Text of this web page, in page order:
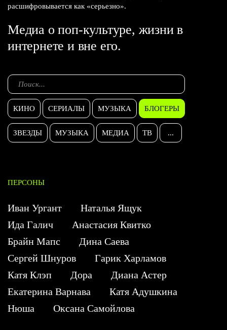
расшифровывается как «серьезно».
Медиа о поп-культуре, жизни в
интернете и вне его.
КИНО СЕРИАЛЫ МУЗЫКА БЛОГЕРЫ
ЗВЕЗДЫ МУЗЫКА МЕДИА ТВ ...
ПЕРСОНЫ
Иван Ургант
Наталья Ящук
Ида Галич
Анастасия Квитко
Брайн Мапс
Дина Саева
Сергей Шнуров
Гарик Харламов
Катя Клэп
Дора
Диана Астер
Екатерина Варнава
Катя Адушкина
Нюша
Оксана Самойлова